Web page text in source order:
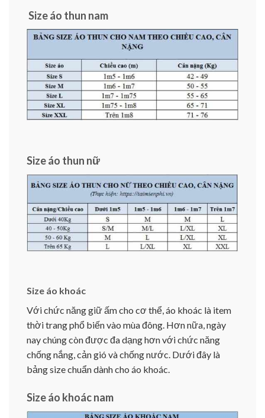
Size áo thun nam
Size áo thun nữ
Size áo khoác
Với chức năng giữ ấm cho cơ thể, áo khoác là item
thời trang phổ biến vào mùa đông. Hơn nữa, ngày
nay chúng còn được đa dạng hơn với chức năng
chống nắng, cản gió và chống nước. Dưới đây là
bảng size chuẩn dành cho áo khoác.
Size áo khoác nam